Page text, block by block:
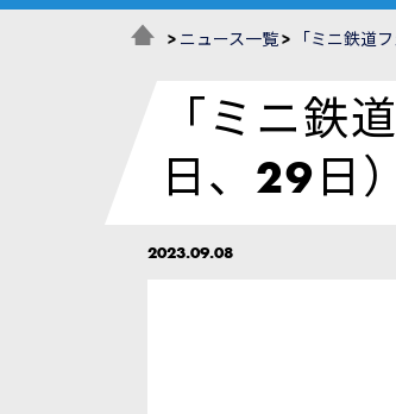
> ニュース一覧> 「ミニ鉄道
「ミニ鉄
日、29日
2023.09.08